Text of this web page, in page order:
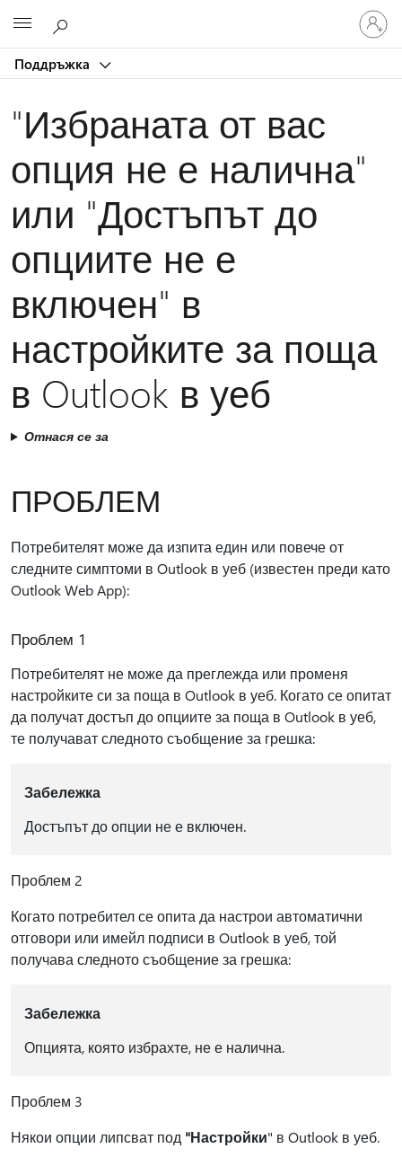
Поддръжка
Влезте
във
вашия
"Избраната от вас
опция не е налична"
или "Достъпът до
опциите не е
включен" в
настройките за поща
в Outlook в уеб
Отнася се за
ПРОБЛЕМ
Потребителят може да изпита един или повече от
следните симптоми в Outlook в уеб (известен преди като
Outlook Web App):
Проблем 1
Потребителят не може да преглежда или променя
настройките си за поща в Outlook в уеб. Когато се опитат
да получат достъп до опциите за поща в Outlook в уеб,
те получават следното съобщение за грешка:
Забележка
Достъпът до опции не е включен.
Проблем 2
Когато потребител се опита да настрои автоматични
отговори или имейл подписи в Outlook в уеб, той
получава следното съобщение за грешка:
Забележка
Опцията, която избрахте, не е налична.
Проблем 3
Някои опции липсват под "Настройки" в Outlook в уеб.